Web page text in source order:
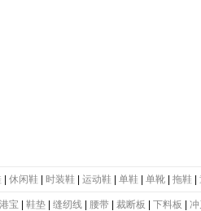
|休闲鞋 时装鞋 |运动鞋 |单鞋 |单靴 |拖鞋 |
港宝 |鞋垫 |缝纫线 腰带 |裁断板 |下料板 |